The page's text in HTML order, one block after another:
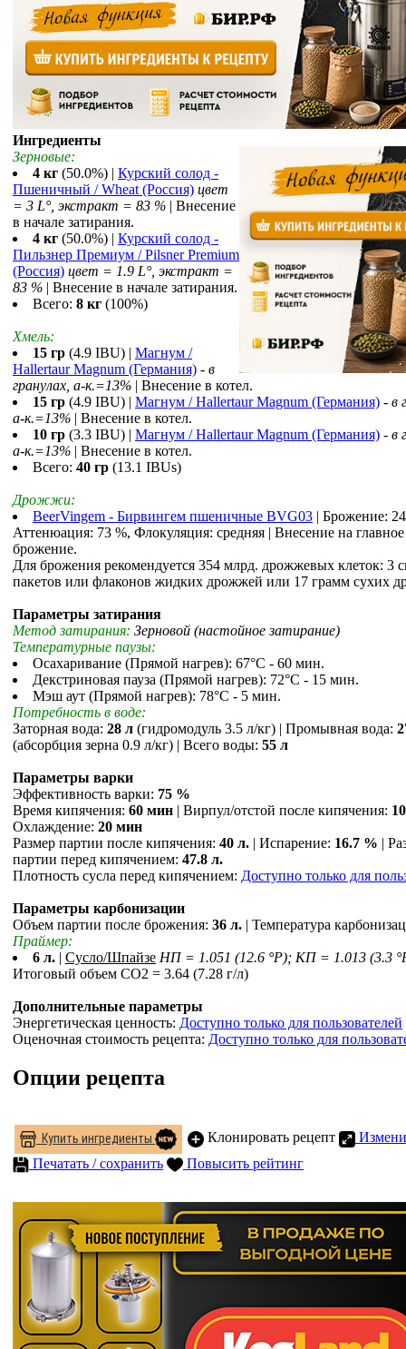
Ингредиенты
Зерновые:
4 кг (50.0%) | Курский солод -
Пшеничный / Wheat (Россия) цвет
= 3 L°, экстракт = 83 % | Внесение
в начале затирания.
4 кг (50.0%) | Курский солод -
Пильзнер Премиум / Pilsner Premium
(Россия) цвет = 1.9 L°, экстракт =
83 % | Внесение в начале затирания.
Всего: 8 кг (100%)
Хмель:
15 гр (4.9 IBU) | Магнум /
Hallertaur Magnum (Германия) - в
гранулах, a-к.=13% | Внесение в котел.
15 гр (4.9 IBU) | Магнум / Hallertaur Magnum (Германия) - в
a-к.=13% | Внесение в котел.
10 гр (3.3 IBU) | Магнум / Hallertaur Magnum (Германия) - в
a-к.=13% | Внесение в котел.
Всего: 40 гр (13.1 IBUs)
Дрожжи:
BeerVingem - Бирвингем пшеничные BVG03 | Брожение:
Аттенюация: 73 %, Флокуляция: средняя | Внесение на главное
брожение.
Для брожения рекомендуется 354 млрд. дрожжевых клеток: 3
пакетов или флаконов жидких дрожжей или 17 грамм сухих
Параметры затирания
Метод затирания: Зерновой (настойное затирание)
Температурные паузы:
Осахаривание (Прямой нагрев): 67°С - 60 мин.
Декстриновая пауза (Прямой нагрев): 72°С - 15 мин.
Мэш аут (Прямой нагрев): 78°С - 5 мин.
Потребность в воде:
Заторная вода: 28 л (гидромодуль 3.5 л/кг) | Промывная вода:
(абсорбция зерна 0.9 л/кг) | Всего воды: 55 л
Параметры варки
Эффективность варки: 75 %
Время кипячения: 60 мин | Вирпул/отстой после кипячения:
Охлаждение: 20 мин
Размер партии после кипячения: 40 л. | Испарение: 16.7 % |
партии перед кипячением: 47.8 л.
Плотность сусла перед кипячением: Доступно только для
Параметры карбонизации
Объем партии после брожения: 36 л. | Температура
Праймер:
6 л. | Сусло/Шпайзе НП = 1.051 (12.6 °P); КП = 1.013 (3.3
Итоговый объем СO2 = 3.64 (7.28 г/л)
Дополнительные параметры
Энергетическая ценность: Доступно только для пользователей
Оценочная стоимость рецепта: Доступно только для
Опции рецепта
Купить ингредиенты Клонировать рецепт
Печатать / сохранить
Повысить рейтинг